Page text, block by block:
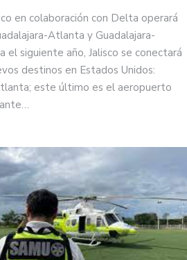
en colaboración con Delta operará
Atlanta y Guadalajara-
el siguiente año, Jalisco se conectará
destinos en Estados Unidos:
este último es el aeropuerto